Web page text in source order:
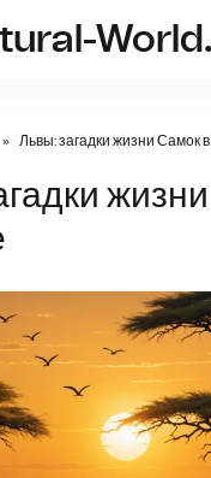
Львы: загадки жизни Самок в